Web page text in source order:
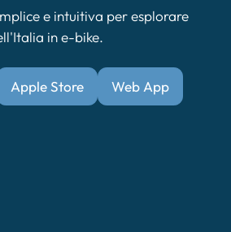
e intuitiva per esplorare
in e-bike.
Apple Store Web App